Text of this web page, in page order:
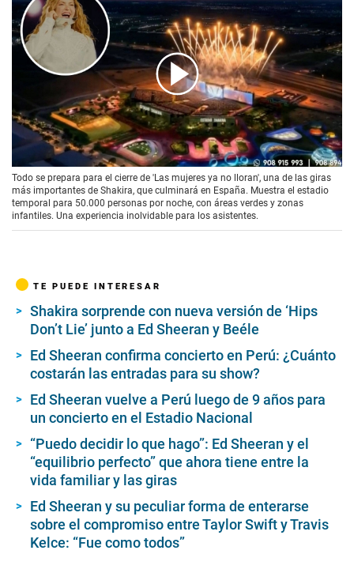
00:00/01:48
Todo se prepara para el cierre de 'Las mujeres ya no lloran', una de las giras
más importantes de Shakira, que culminará en España. Muestra el estadio
temporal para 50.000 personas por noche, con áreas verdes y zonas
infantiles. Una experiencia inolvidable para los asistentes.
TE PUEDE INTERESAR
Shakira sorprende con nueva versión de ‘Hips
Don’t Lie’ junto a Ed Sheeran y Beéle
Ed Sheeran confirma concierto en Perú: ¿Cuánto
costarán las entradas para su show?
Ed Sheeran vuelve a Perú luego de 9 años para
un concierto en el Estadio Nacional
“Puedo decidir lo que hago”: Ed Sheeran y el
“equilibrio perfecto” que ahora tiene entre la
vida familiar y las giras
Ed Sheeran y su peculiar forma de enterarse
sobre el compromiso entre Taylor Swift y Travis
Kelce: “Fue como todos”